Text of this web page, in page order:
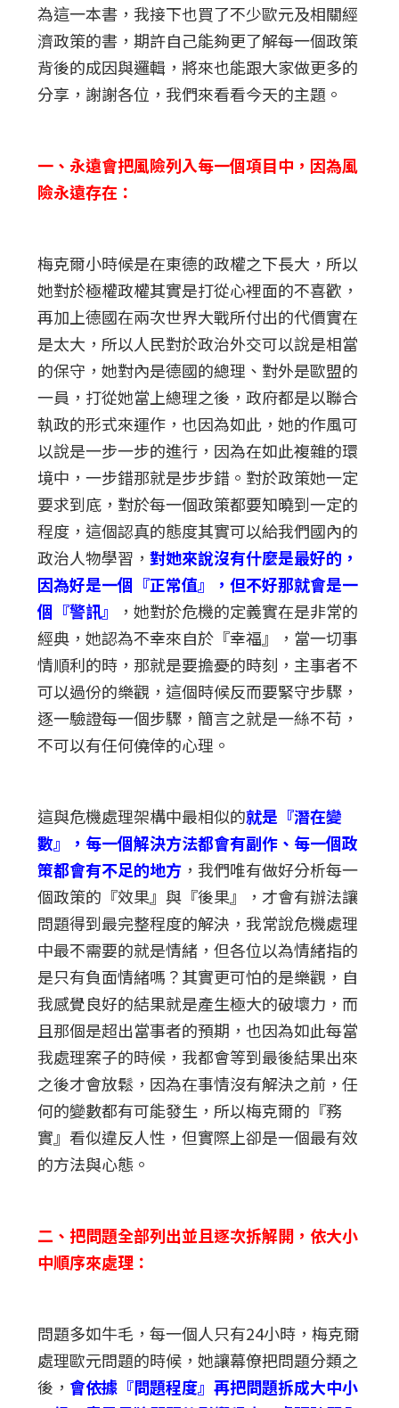
為這一本書，我接下也買了不少歐元及相關經
濟政策的書，期許自己能夠更了解每一個政策
背後的成因與邏輯，將來也能跟大家做更多的
分享，謝謝各位，我們來看看今天的主題。
一、永遠會把風險列入每一個項目中，因為風
險永遠存在：
梅克爾小時候是在東德的政權之下長大，所以
她對於極權政權其實是打從心裡面的不喜歡，
再加上德國在兩次世界大戰所付出的代價實在
是太大，所以人民對於政治外交可以說是相當
的保守，她對內是德國的總理、對外是歐盟的
一員，打從她當上總理之後，政府都是以聯合
執政的形式來運作，也因為如此，她的作風可
以說是一步一步的進行，因為在如此複雜的環
境中，一步錯那就是步步錯。對於政策她一定
要求到底，對於每一個政策都要知曉到一定的
程度，這個認真的態度其實可以給我們國內的
政治人物學習，對她來說沒有什麼是最好的，
因為好是一個『正常值』，但不好那就會是一
個『警訊』
，她對於危機的定義實在是非常的
經典，她認為不幸來自於『幸福』，當一切事
情順利的時，那就是要擔憂的時刻，主事者不
可以過份的樂觀，這個時候反而要緊守步驟，
逐一驗證每一個步驟，簡言之就是一絲不苟，
不可以有任何僥倖的心理。
這與危機處理架構中最相似的就是『潛在變
數』，每一個解決方法都會有副作、每一個政
策都會有不足的地方 ，我們唯有做好分析每一
個政策的『效果』與『後果』，才會有辦法讓
問題得到最完整程度的解決，我常說危機處理
中最不需要的就是情緒，但各位以為情緒指的
是只有負面情緒嗎？其實更可怕的是樂觀，自
我感覺良好的結果就是產生極大的破壞力，而
且那個是超出當事者的預期，也因為如此每當
我處理案子的時候，我都會等到最後結果出來
之後才會放鬆，因為在事情沒有解決之前，任
何的變數都有可能發生，所以梅克爾的『務
實』看似違反人性，但實際上卻是一個最有效
的方法與心態。
二、把問題全部列出並且逐次拆解開，依大小
中順序來處理：
問題多如牛毛，每一個人只有24小時，梅克爾
處理歐元問題的時候，她讓幕僚把問題分類之
後， 會依據『問題程度』再把問題拆成大中小